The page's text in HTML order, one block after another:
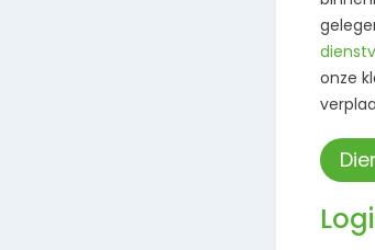
onze